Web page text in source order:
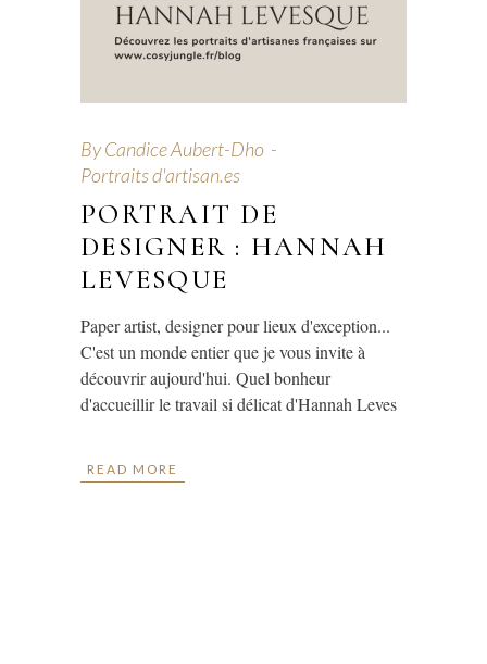
ByCandice Aubert-Dho
Portraits d'artisan.es
PORTRAIT DE
DESIGNER : HANNAH
LEVESQUE
Paper artist, designer pour lieux d'exception...
C'est un monde entier que je vous invite à
découvrir aujourd'hui. Quel bonheur
d'accueillir le travail si délicat d'Hannah Leves
READ MORE